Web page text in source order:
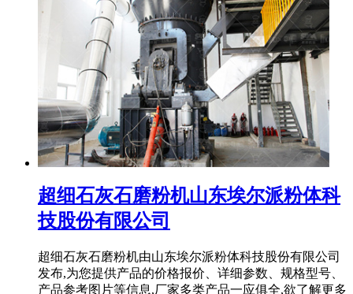
超细石灰石磨粉机山东埃尔派粉体科
技股份有限公司
超细石灰石磨粉机由山东埃尔派粉体科技股份有限公司
发布,为您提供产品的价格报价、详细参数、规格型号、
产品参考图片等信息,厂家多类产品一应俱全,欲了解更多